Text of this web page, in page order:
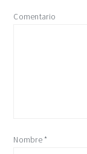
Comentario
Nombre *